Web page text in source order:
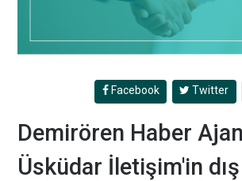
Facebook Twitter
Demirören Haber
Üsküdar İletişim'in dış